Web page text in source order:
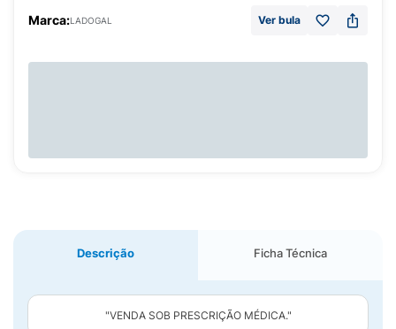
Marca:LADOGAL Ver bula
Descrição Ficha Técnica
"VENDA SOB PRESCRIÇÃO MÉDICA."